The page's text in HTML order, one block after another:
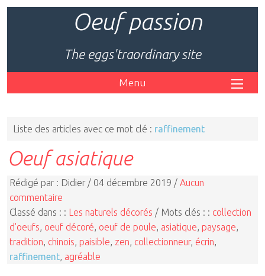
Oeuf passion
The eggs'traordinary site
Menu
Liste des articles avec ce mot clé : raffinement
Oeuf asiatique
Rédigé par : Didier / 04 décembre 2019 / Aucun
commentaire
Classé dans : : Les naturels décorés / Mots clés : : collection
d'oeufs oeuf décoré oeuf de poule asiatique paysage
tradition chinois paisible zen collectionneur, écrin
raffinement agréable